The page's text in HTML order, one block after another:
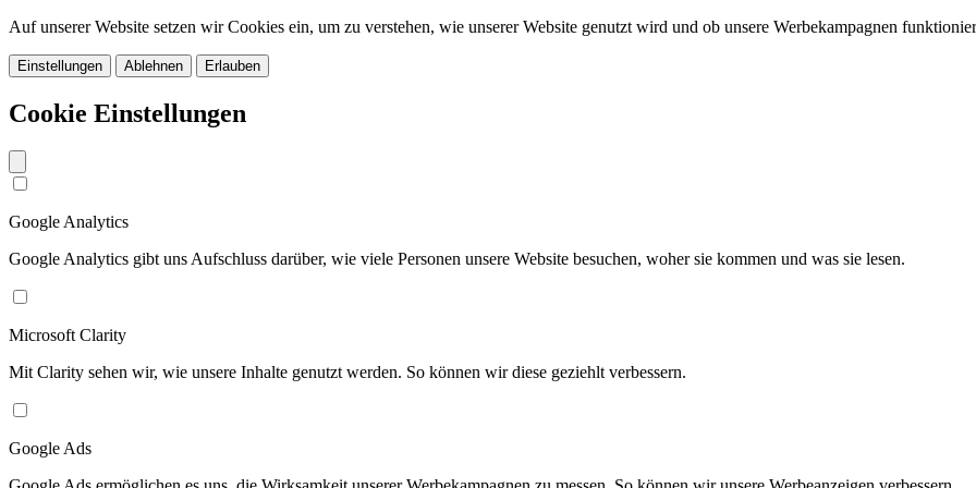
Auf unserer Website setzen wir Cookies ein, um zu verstehen, wie unserer Website genutzt wird und ob unsere Werbekampagnen
Einstellungen Ablehnen Erlauben
Cookie Einstellungen
Google Analytics
Google Analytics gibt uns Aufschluss darüber, wie viele Personen unsere Website besuchen, woher sie kommen und was sie lesen.
Microsoft Clarity
Mit Clarity sehen wir, wie unsere Inhalte genutzt werden. So können wir diese geziehlt verbessern.
Google Ads